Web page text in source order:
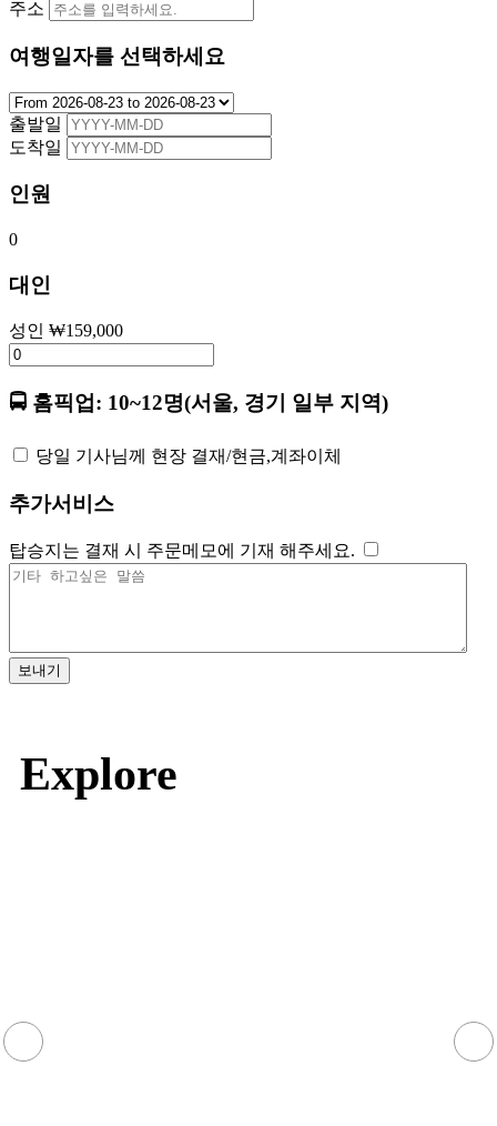
주소
여행일자를 선택하세요
출발일
도착일
인원
0
대인
성인 ₩159,000
🚍 홈픽업: 10~12명(서울, 경기 일부 지역)
당일 기사님께 현장 결재/현금,계좌이체
추가서비스
탑승지는 결재 시 주문메모에 기재 해주세요.
보내기
Explore